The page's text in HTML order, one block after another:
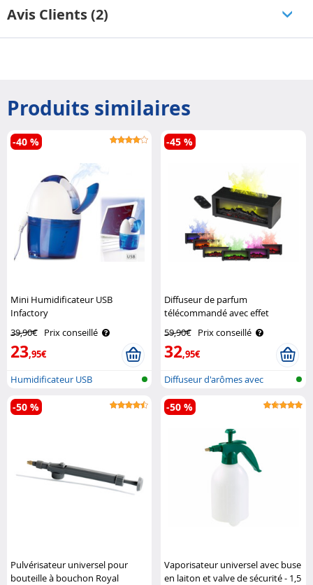
Avis Clients (2)
Produits similaires
Mini Humidificateur USB
Infactory
39,90€ Prix conseillé
23,95€
-40 %
Humidificateur USB
Diffuseur de parfum
télécommandé avec effet
59,90€ Prix conseillé
32,95€
-45 %
Diffuseur d'arômes avec
éclairage R..
Pulvérisateur universel pour
bouteille à bouchon Royal
-50 %
Vaporisateur universel avec buse
en laiton et valve de sécurité - 1,5
-50 %